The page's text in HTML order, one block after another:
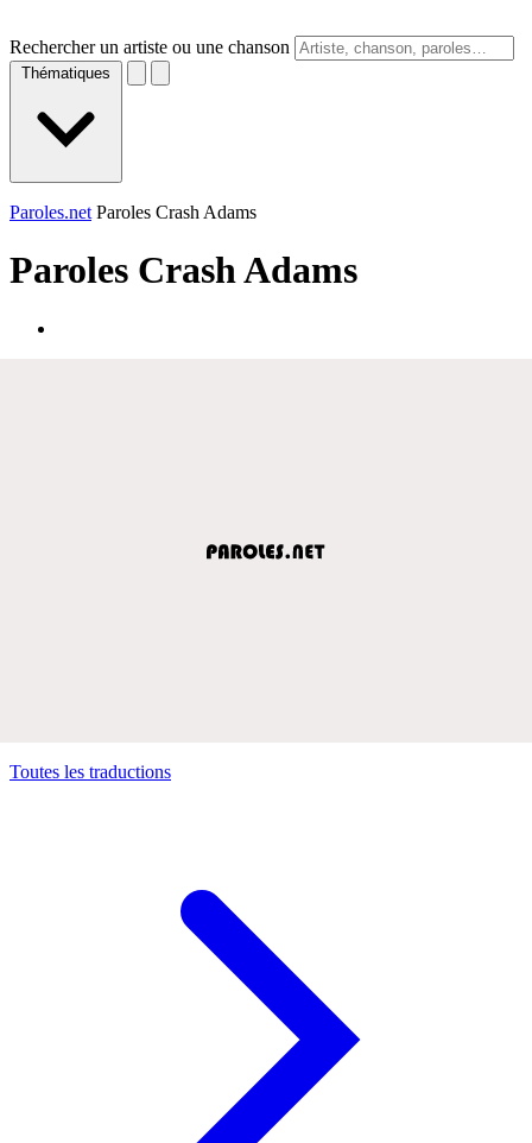
Rechercher un artiste ou une chanson
Thématiques
Paroles.net Paroles Crash Adams
Paroles Crash Adams
Toutes les traductions